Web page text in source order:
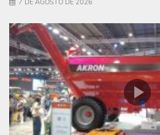
7 DE AGOSTO DE 2026